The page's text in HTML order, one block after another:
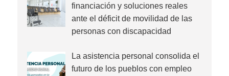
financiación y soluciones reales
ante el déficit de movilidad de las
personas con discapacidad
La asistencia personal consolida el
futuro de los pueblos con empleo